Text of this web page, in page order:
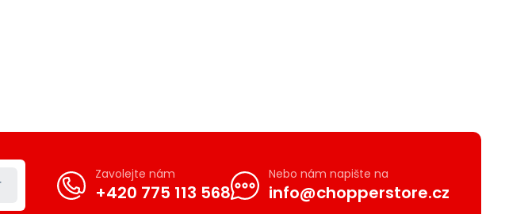
Zavolejte nám
+420 775 113 568
Nebo nám napište na
info@chopperstore.cz